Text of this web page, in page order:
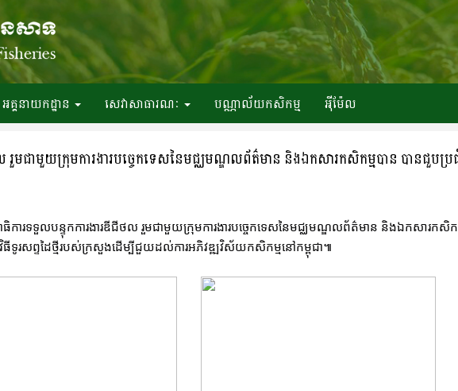
អគ្គនាយកដ្ឋាន សេវាសាធារណៈ បណ្ណាល័យកសិកម្ម អ៉ីម៉ែល
រួមជាមួយក្រុមការងារបច្ចេកទេសនៃមជ្ឈមណ្ឌលព័ត៌មាន និងឯកសារកសិកម្មបាន បានជួប
ារទទួលបន្ទុកការងារឌីជីថល រួមជាមួយក្រុមការងារបច្ចេកទេសនៃមជ្ឈមណ្ឌលព័ត៌មាន និងឯកសារកសិ
វិធីទូរសព្ទដៃថ្មីរបស់ក្រសួងដើម្បីជួយដល់ការអភិវឌ្ឍវិស័យកសិកម្មនៅកម្ពុជា៕